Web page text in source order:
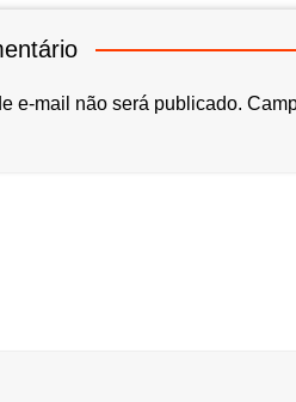
e-mail não será publicado.